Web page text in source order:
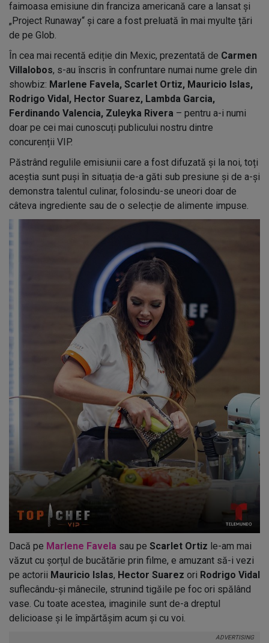
faimoasa emisiune din franciza americană care a lansat și
„Project Runaway“ și care a fost preluată în mai myulte țări
de pe Glob.
În cea mai recentă ediție din Mexic, prezentată de Carmen
Villalobos, s-au înscris în confruntare numai nume grele din
showbiz: Marlene Favela, Scarlet Ortiz, Mauricio Islas,
Rodrigo Vidal, Hector Suarez, Lambda Garcia,
Ferdinando Valencia, Zuleyka Rivera – pentru a-i numi
doar pe cei mai cunoscuți publicului nostru dintre
concurenții VIP.
Păstrând regulile emisiunii care a fost difuzată și la noi, toți
aceștia sunt puși în situația de-a găti sub presiune și de a-și
demonstra talentul culinar, folosindu-se uneori doar de
câteva ingrediente sau de o selecție de alimente impuse.
Dacă pe Marlene Favela sau pe Scarlet Ortiz le-am mai
văzut cu șorțul de bucătărie prin filme, e amuzant să-i vezi
pe actorii Mauricio Islas, Hector Suarez ori Rodrigo Vidal
suflecându-și mânecile, strunind tigăile pe foc ori spălând
vase. Cu toate acestea, imaginile sunt de-a dreptul
delicioase și le împărtășim acum și cu voi.